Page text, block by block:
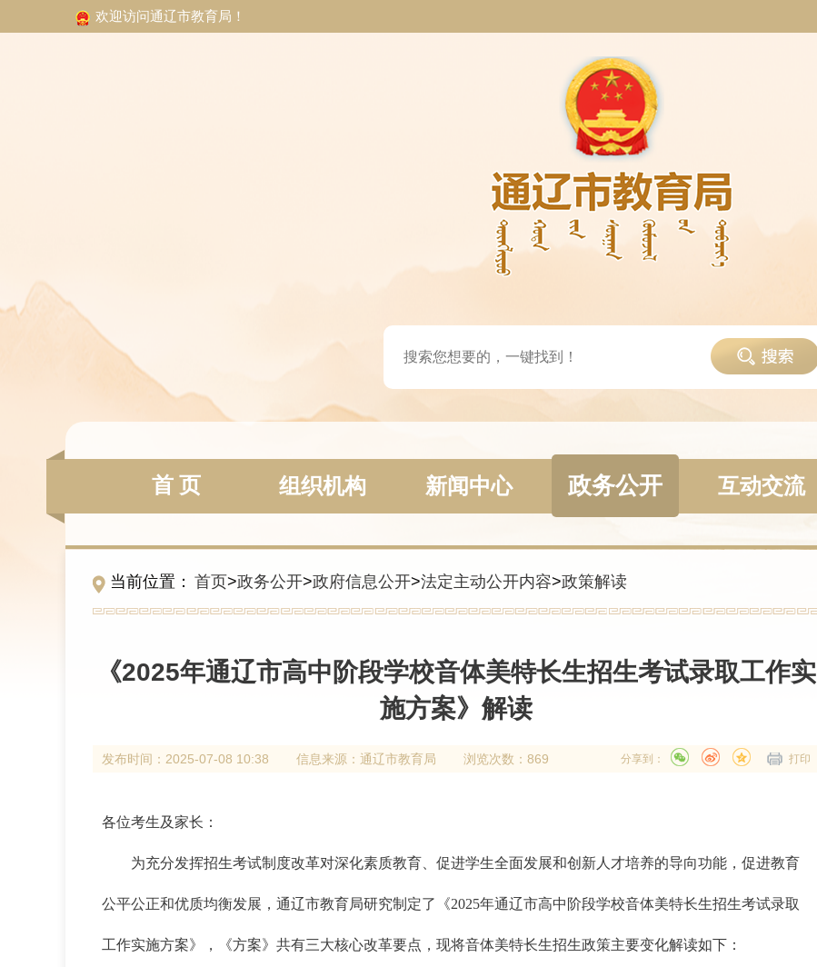
欢迎访问通辽市教育局！
首 页 组织机构 新闻中心 政务公开 互动交流
当前位置： 首页>政务公开>政府信息公开>法定主动公开内容>政策解读
《2025年通辽市高中阶段学校音体美特长生招生考试录取工作实
施方案》解读
发布时间： 2025-07-08 10:38 信息来源： 通辽市教育局 浏览次数：869 打印
分享到：
各位考生及家长：
为充分发挥招生考试制度改革对深化素质教育、促进学生全面发展和创新人才培养的导向功能，促进教育
公平公正和优质均衡发展，通辽市教育局研究制定了《2025年通辽市高中阶段学校音体美特长生招生考试录取
工作实施方案》，《方案》共有三大核心改革要点，现将音体美特长生招生政策主要变化解读如下：